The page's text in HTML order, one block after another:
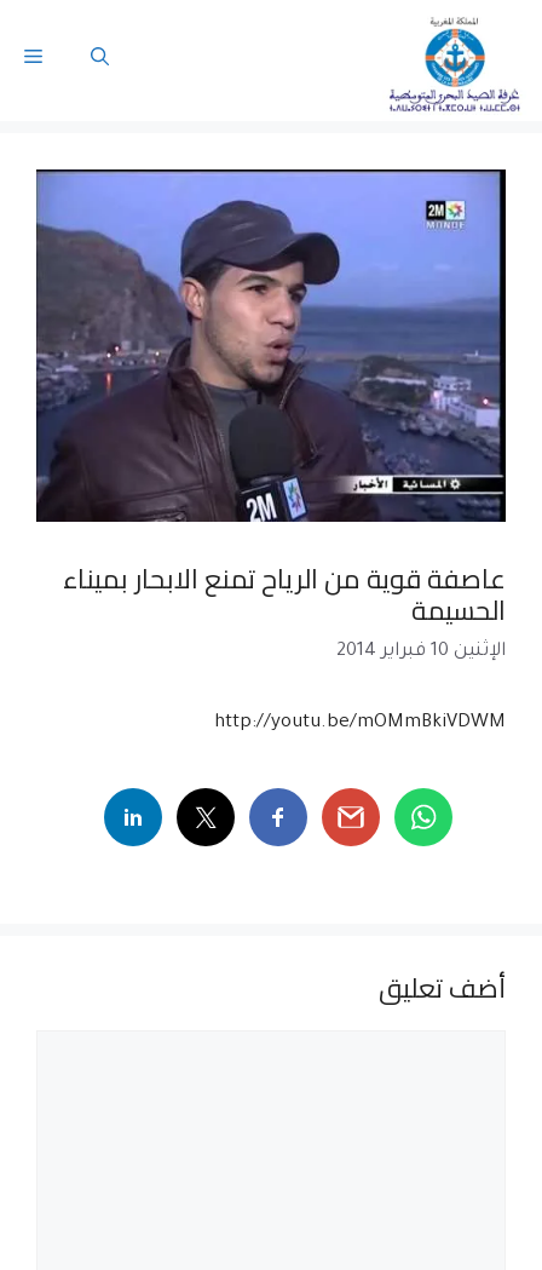
عاصفة قوية من الرياح تمنع الابحار بميناء
الحسيمة
الإثنين 10 فبراير 2014
http://youtu.be/mOMmBkiVDWM
أضف تعليق